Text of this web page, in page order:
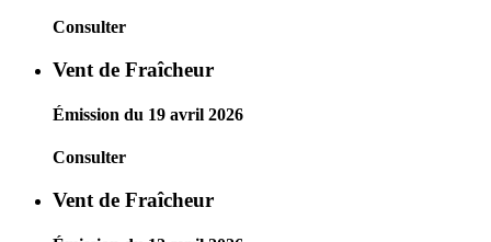
Consulter
Vent de Fraîcheur
Émission du 19 avril 2026
Consulter
Vent de Fraîcheur